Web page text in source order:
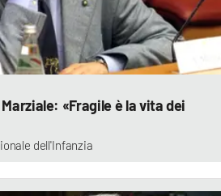
«Fragile è la vita dei
dell'Infanzia